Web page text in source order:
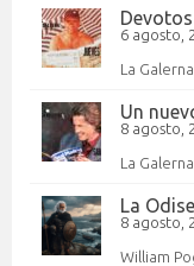
6 agosto,
La Galerna
Un
8 agosto,
La Galerna
La
8 agosto,
William